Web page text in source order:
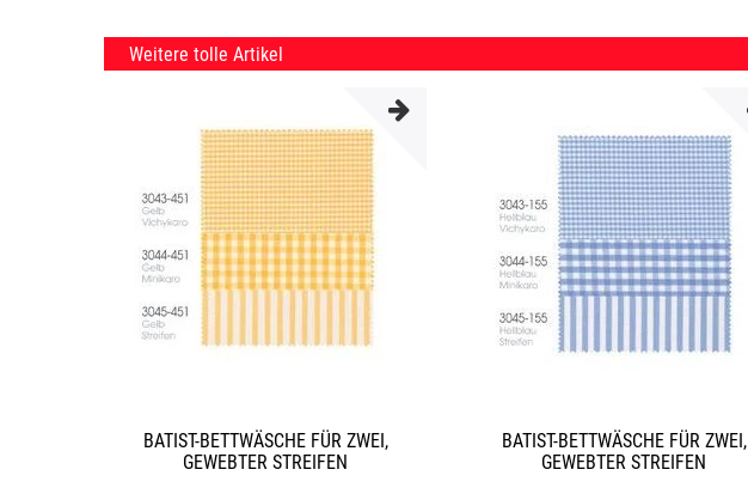
Weitere tolle Artikel
BATIST-BETTWÄSCHE FÜR ZWEI,
GEWEBTER STREIFEN
BATIST-BETTWÄSCHE FÜR ZWEI,
GEWEBTER STREIFEN